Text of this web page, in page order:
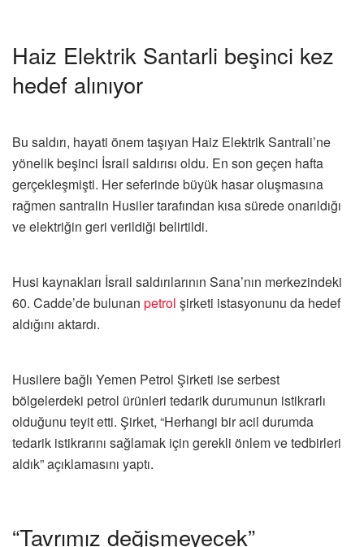
Haiz Elektrik Santarli beşinci kez
hedef alınıyor
Bu saldırı, hayati önem taşıyan Haiz Elektrik Santrali’ne
yönelik beşinci İsrail saldırısı oldu. En son geçen hafta
gerçekleşmişti. Her seferinde büyük hasar oluşmasına
rağmen santralin Husiler tarafından kısa sürede onarıldığı
ve elektriğin geri verildiği belirtildi.
Husi kaynakları İsrail saldırılarının Sana’nın merkezindeki
60. Cadde’de bulunan petrol şirketi istasyonunu da hedef
aldığını aktardı.
Husilere bağlı Yemen Petrol Şirketi ise serbest
bölgelerdeki petrol ürünleri tedarik durumunun istikrarlı
olduğunu teyit etti. Şirket, “Herhangi bir acil durumda
tedarik istikrarını sağlamak için gerekli önlem ve tedbirleri
aldık” açıklamasını yaptı.
“Tavrımız değişmeyecek”